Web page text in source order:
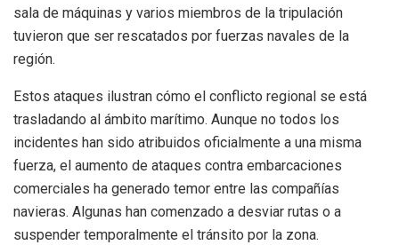
sala de máquinas y varios miembros de la tripulación
tuvieron que ser rescatados por fuerzas navales de la
región.
Estos ataques ilustran cómo el conflicto regional se está
trasladando al ámbito marítimo. Aunque no todos los
incidentes han sido atribuidos oficialmente a una misma
fuerza, el aumento de ataques contra embarcaciones
comerciales ha generado temor entre las compañías
navieras. Algunas han comenzado a desviar rutas o a
suspender temporalmente el tránsito por la zona.